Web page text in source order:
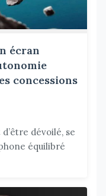
écran
concessions
dévoilé, se
équilibré